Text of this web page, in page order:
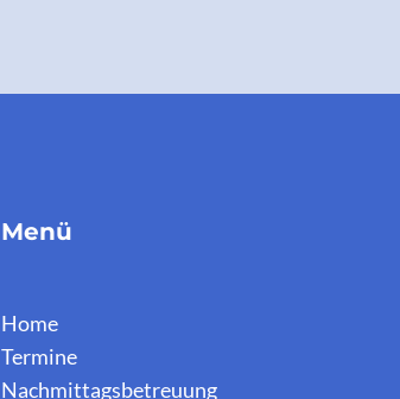
Menü
Home
Termine
Nachmittagsbetreuung